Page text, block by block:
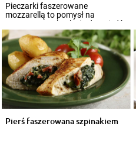
Pieczarki faszerowane
mozzarellą to pomysł na
smaczną przekąskę i odpowiedź
na pytanie, co można...
Pierś faszerowana szpinakiem